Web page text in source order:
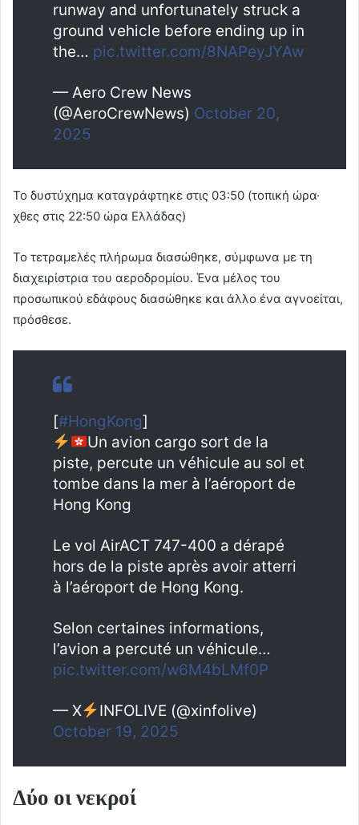
runway and unfortunately struck a
ground vehicle before ending up in
the… pic.twitter.com/8NAPeyJYAw
— Aero Crew News
(@AeroCrewNews) October 20,
2025
Το δυστύχημα καταγράφτηκε στις 03:50 (τοπική ώρα·
χθες στις 22:50 ώρα Ελλάδας)
Το τετραμελές πλήρωμα διασώθηκε, σύμφωνα με τη
διαχειρίστρια του αεροδρομίου. Ένα μέλος του
προσωπικού εδάφους διασώθηκε και άλλο ένα αγνοείται,
πρόσθεσε.
[#HongKong]
Un avion cargo sort de la
piste, percute un véhicule au sol et
tombe dans la mer à l’aéroport de
Hong Kong
Le vol AirACT 747-400 a dérapé
hors de la piste après avoir atterri
à l’aéroport de Hong Kong.
Selon certaines informations,
l’avion a percuté un véhicule…
pic.twitter.com/w6M4bLMf0P
— X
INFOLIVE (@xinfolive)
October 19, 2025
Δύο οι νεκροί